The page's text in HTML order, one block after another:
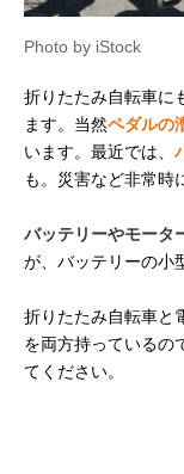
Photo by iStock
折りたたみ自転車に
ます。当然ペダルの
います。最近では、
も。災害など非常時
バッテリーやモータ
が、バッテリーの小
折りたたみ自転車と
を両方持っているの
てください。